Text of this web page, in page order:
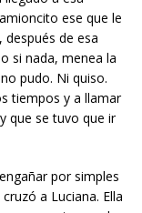
ese que le
de esa
si nada, menea la
pudo. Ni quiso.
tiempos y a llamar
que se tuvo que ir
por simples
a Luciana. Ella